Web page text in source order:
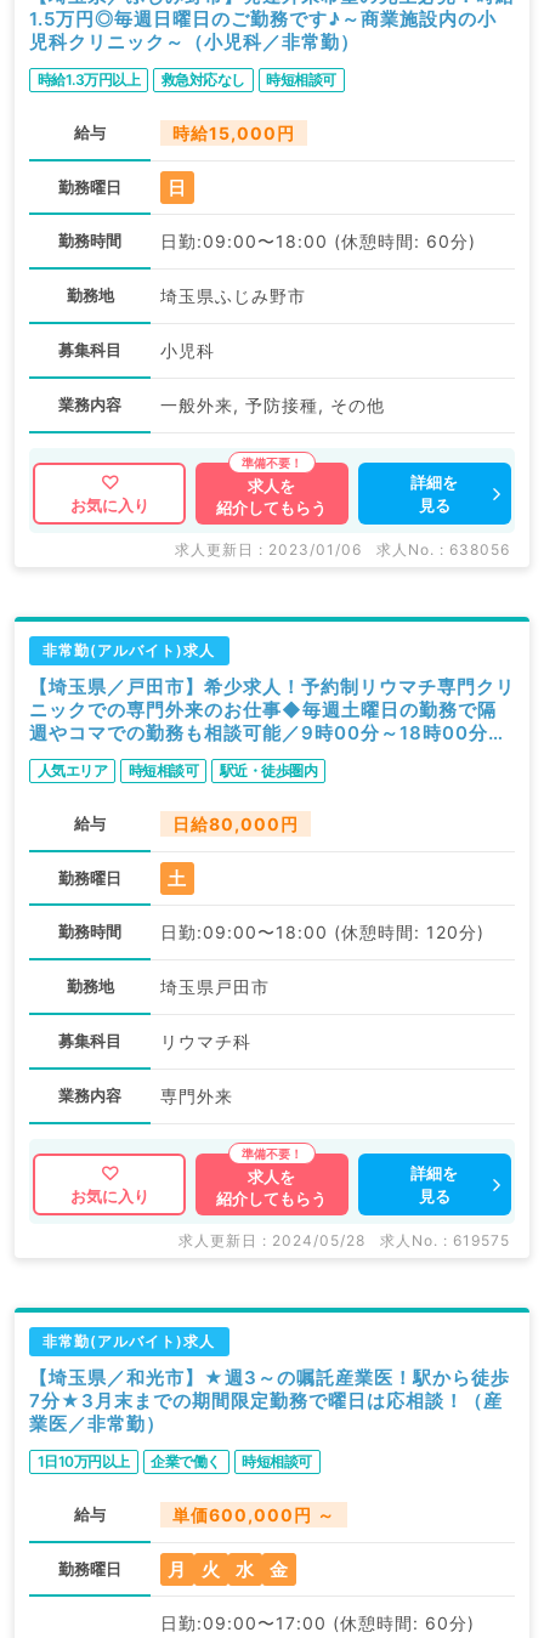
1.5万円◎毎週日曜日のご勤務です♪～商業施設内の小
児科クリニック～（小児科／非常勤）
時給1.3万円以上 救急対応なし 時短相談可
給与 時給15,000円
勤務曜日 日
勤務時間 日勤:09:00〜18:00 (休憩時間: 60分)
勤務地 埼玉県ふじみ野市
募集科目 小児科
業務内容 一般外来, 予防接種, その他
お気に入り
求人を
紹介してもらう
詳細を
見る
求人更新日 : 2023/01/06 求人No. : 638056
非常勤(アルバイト)求人
【埼玉県／戸田市】希少求人！予約制リウマチ専門クリ
ニックでの専門外来のお仕事◆毎週土曜日の勤務で隔
週やコマでの勤務も相談可能／9時00分～18時00分◎
日給8万円～タクシー代支給もございます（リウマチ科
／非常勤）
人気エリア 時短相談可 駅近・徒歩圏内
給与 日給80,000円
勤務曜日 土
勤務時間 日勤:09:00〜18:00 (休憩時間: 120分)
勤務地 埼玉県戸田市
募集科目 リウマチ科
業務内容 専門外来
お気に入り
求人を
紹介してもらう
詳細を
見る
求人更新日 : 2024/05/28 求人No. : 619575
非常勤(アルバイト)求人
【埼玉県／和光市】★週3～の嘱託産業医！駅から徒歩
7分★3月末までの期間限定勤務で曜日は応相談！（産
業医／非常勤）
1日10万円以上 企業で働く 時短相談可
給与 単価600,000円 ～
勤務曜日 月 火 水 金
日勤:09:00〜17:00 (休憩時間: 60分)